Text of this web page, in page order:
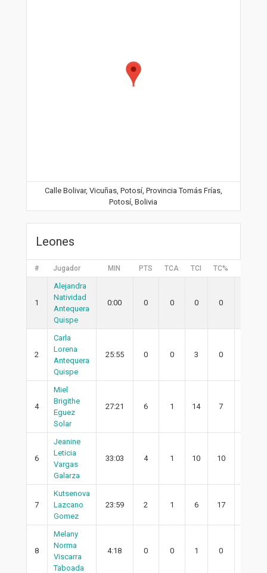
Calle Bolivar, Vicuñas, Potosí, Provincia Tomás Frías,
Potosí, Bolivia
Leones
# Jugador MIN PTS TCA TCI TC%
1
Alejandra
Natividad
Antequera
Quispe
0:00 0 0 0 0
2
Carla
Lorena
Antequera
Quispe
25:55 0 0 3 0
4
Miel
Brigithe
Eguez
Solar
27:21 6 1 14 7
6
Jeanine
Leticia
Vargas
Galarza
33:03 4 1 10 10
7
Kutsenova
Lazcano
Gomez
23:59 2 1 6 17
8
Melany
Norma
Viscarra
Taboada
4:18 0 0 1 0